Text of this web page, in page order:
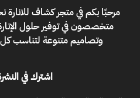
مرحبًا بكم فيمتجر كشاف للانارة
متخصصون في توفير حلول
وتصاميم متنوعة لتناسب كل
اشترك في